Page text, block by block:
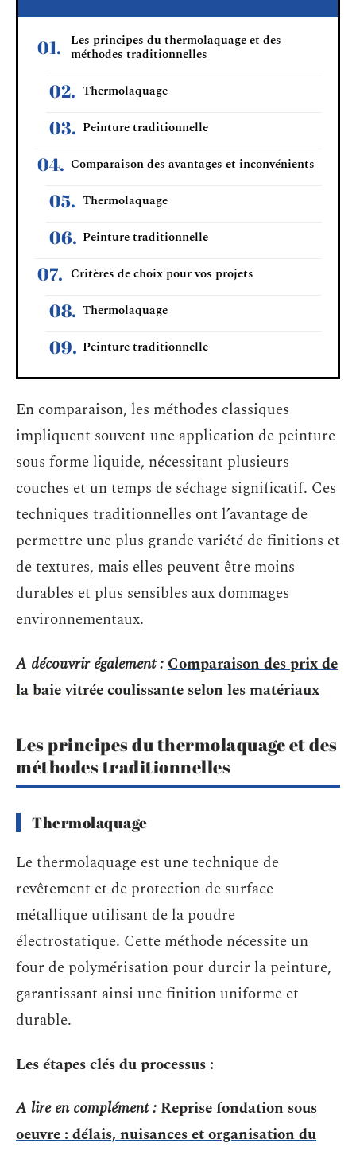
Les principes du thermolaquage et des
méthodes traditionnelles
Thermolaquage
Peinture traditionnelle
Comparaison des avantages et inconvénients
Thermolaquage
Peinture traditionnelle
Critères de choix pour vos projets
Thermolaquage
Peinture traditionnelle
En comparaison, les méthodes classiques
impliquent souvent une application de peinture
sous forme liquide, nécessitant plusieurs
couches et un temps de séchage significatif. Ces
techniques traditionnelles ont l’avantage de
permettre une plus grande variété de finitions et
de textures, mais elles peuvent être moins
durables et plus sensibles aux dommages
environnementaux.
A découvrir également :Comparaison des prix de
la baie vitrée coulissante selon les matériaux
Les principes du thermolaquage et des
méthodes traditionnelles
Thermolaquage
Le thermolaquage est une technique de
revêtement et de protection de surface
métallique utilisant de la poudre
électrostatique. Cette méthode nécessite un
four de polymérisation pour durcir la peinture,
garantissant ainsi une finition uniforme et
durable.
Les étapes clés du processus :
A lire en complément :Reprise fondation sous
oeuvre : délais, nuisances et organisation du